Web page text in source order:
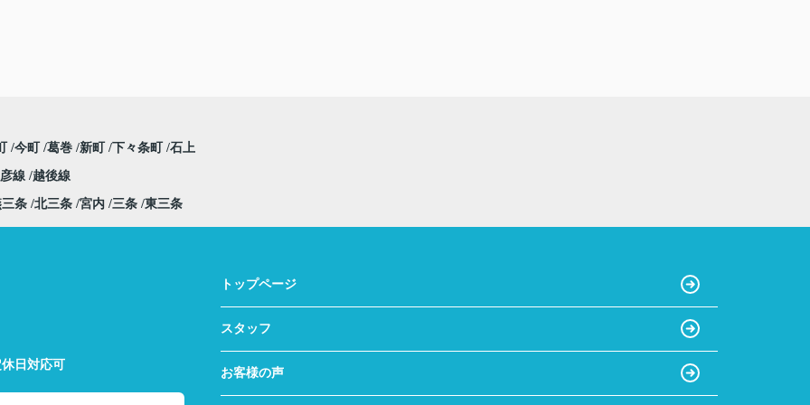
今町 葛巻 新町 下々条町 石上
線 越後線
条 北三条 宮内 三条 東三条
日対応可
トップページ
スタッフ
お客様の声